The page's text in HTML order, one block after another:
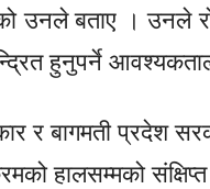
उनले बताए । उनले
हुनुपर्ने
र बागमती प्रदेश
हालसम्मकोसंक्षिप्त